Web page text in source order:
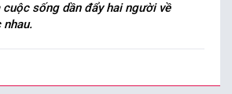
sống dần đẩy hai người về
nhau.